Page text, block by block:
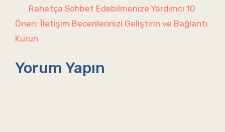
Rahatça Sohbet Edebilmenize Yardımcı 10
Öneri: İletişim Becerilerinizi Geliştirin ve Bağlantı
Kurun
Yorum Yapın